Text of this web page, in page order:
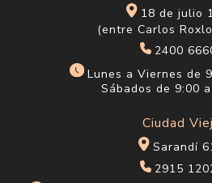
18 de julio
(entre Carlos
2400
Lunes a Viernes de
Sábados de 9:00
Ciudad
Sarandí
2915